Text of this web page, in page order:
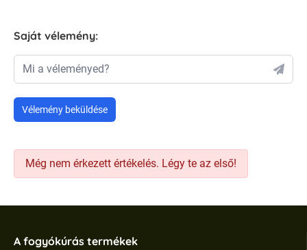
Saját vélemény:
Mi a véleményed?
Vélemény beküldése
Még nem érkezett értékelés. Légy te az első!
A fogyókúrás termékek